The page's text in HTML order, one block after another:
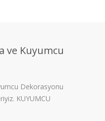
ve Kuyumcu
Dekorasyonu
KUYUMCU